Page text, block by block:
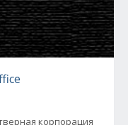
корпорация